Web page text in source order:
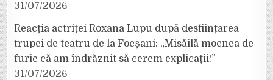
31/07/2026
Reacția actriței Roxana Lupu după desființarea
trupei de teatru de la Focșani: „Misăilă mocnea de
furie că am îndrăznit să cerem explicații!”
31/07/2026